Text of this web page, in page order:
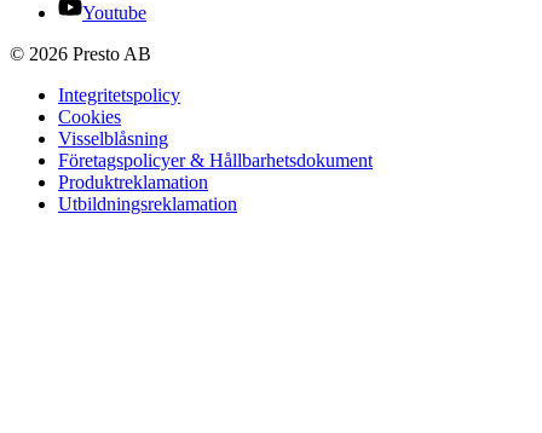
Youtube
© 2026 Presto AB
Integritetspolicy
Cookies
Visselblåsning
Företagspolicyer & Hållbarhetsdokument
Produktreklamation
Utbildningsreklamation